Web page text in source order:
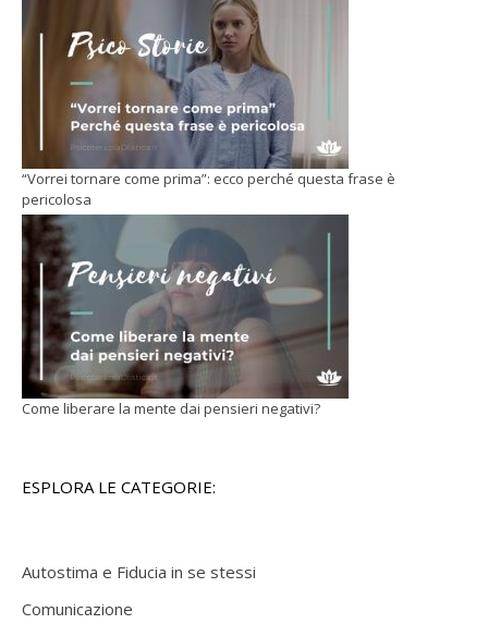
“Vorrei tornare come prima”: ecco perché questa frase è
pericolosa
Come liberare la mente dai pensieri negativi?
ESPLORA LE CATEGORIE:
Autostima e Fiducia in se stessi
Comunicazione